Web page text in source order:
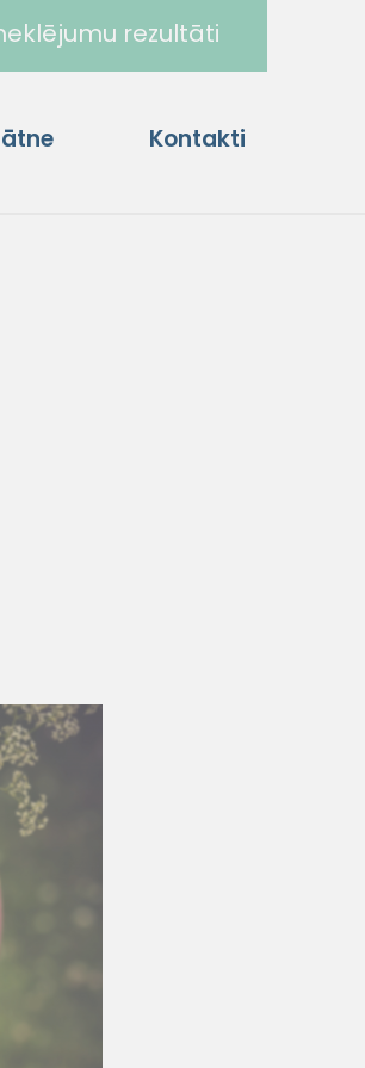
rezultāti
Kontakti